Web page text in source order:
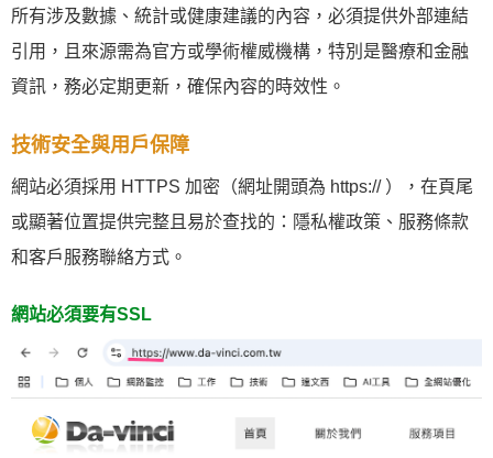
所有涉及數據、統計或健康建議的內容，必須提供外部連結
引用，且來源需為官方或學術權威機構，特別是醫療和金融
資訊，務必定期更新，確保內容的時效性。
技術安全與用戶保障
網站必須採用 HTTPS 加密（網址開頭為 https:// ），在頁尾
或顯著位置提供完整且易於查找的：隱私權政策、服務條款
和客戶服務聯絡方式。
網站必須要有SSL